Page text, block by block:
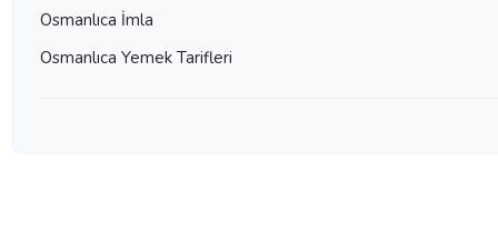
Osmanlıca İmla
Osmanlıca Yemek Tarifleri